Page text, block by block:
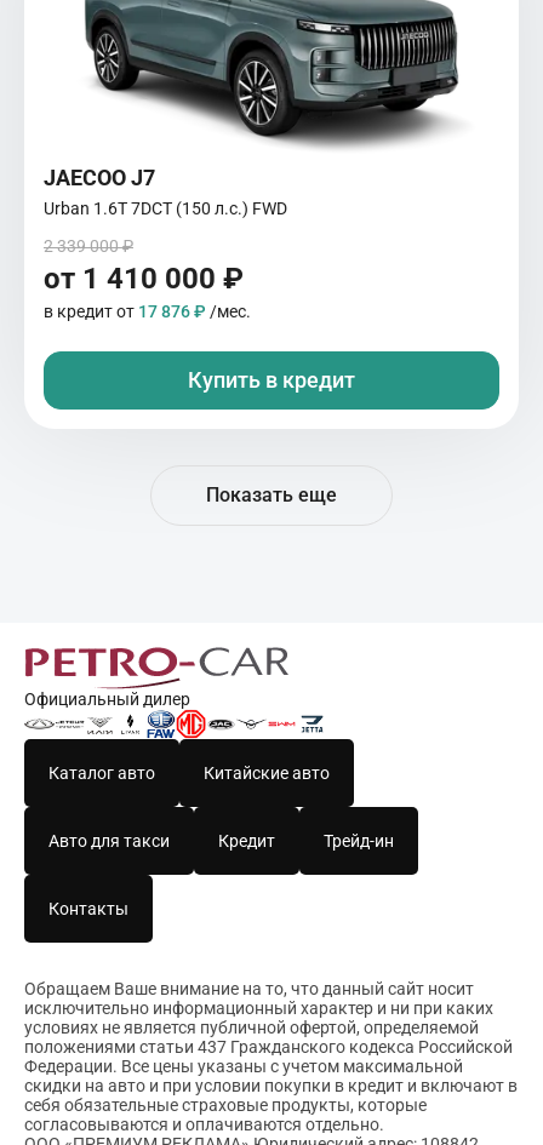
JAECOO J7
Urban 1.6T 7DCT (150 л.с.) FWD
2 339 000 ₽
от 1 410 000 ₽
в кредит от 17 876 ₽ /мес.
Купить в кредит
Показать еще
Официальный дилер
Каталог авто Китайские авто
Авто для такси Кредит Трейд-ин
Контакты
Обращаем Ваше внимание на то, что данный сайт носит
исключительно информационный характер и ни при каких
условиях не является публичной офертой, определяемой
положениями статьи 437 Гражданского кодекса Российской
Федерации. Все цены указаны с учетом максимальной
скидки на авто и при условии покупки в кредит и включают в
себя обязательные страховые продукты, которые
согласовываются и оплачиваются отдельно.